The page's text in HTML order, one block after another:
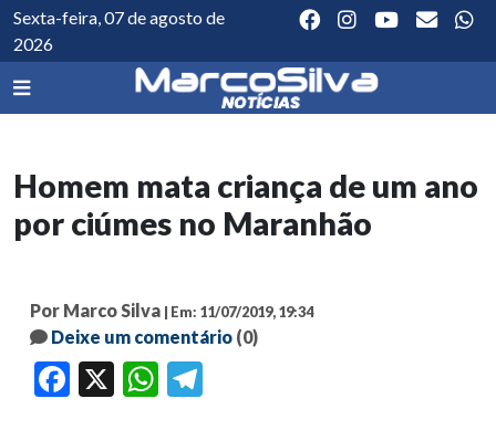
Sexta-feira, 07 de agosto de
2026
Homem mata criança de um ano
por ciúmes no Maranhão
Por Marco Silva | Em: 11/07/2019, 19:34
Deixe um comentário (0)
Facebook WhatsApp